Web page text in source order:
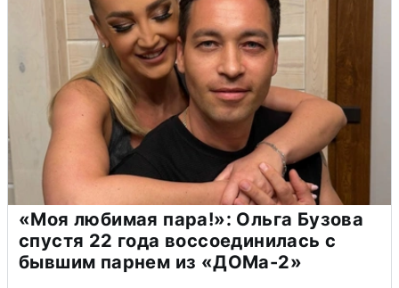
«Моя любимая пара!»: Ольга Бузова
спустя 22 года воссоединилась с
бывшим парнем из «ДОМа-2»